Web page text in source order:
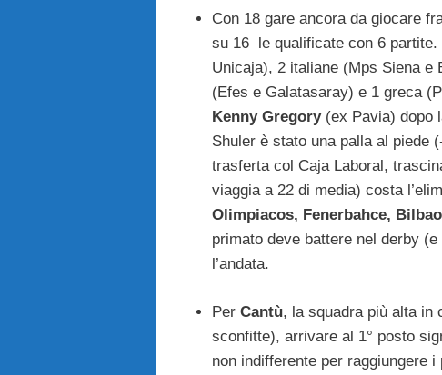
Con 18 gare ancora da giocare
su 16 le qualificate con 6 partite.
Unicaja), 2 italiane (Mps Siena
(Efes e Galatasaray) e 1 greca
Kenny Gregory(ex Pavia) dopo
Shuler è stato una palla al
trasferta col Caja Laboral,
viaggia a 22 di media) costa
Olimpiacos, Fenerbahce, Bilbao
primato deve battere nel derby
l’andata.
Per Cantù, la squadra più alta in
sconfitte), arrivare al 1° posto
non indifferente per raggiungere